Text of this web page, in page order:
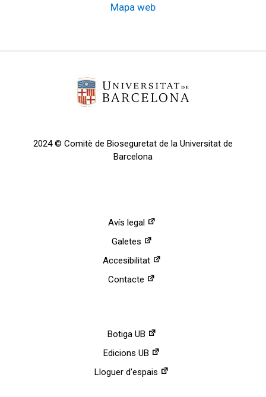
Mapa web
2024 © Comitè de Bioseguretat de la Universitat de
Barcelona
Avís legal
Galetes
Accesibilitat
Contacte
Botiga UB
Edicions UB
Lloguer d'espais